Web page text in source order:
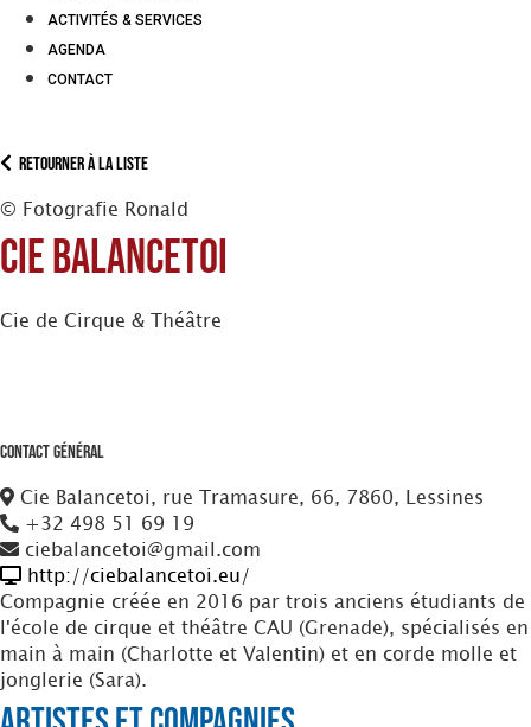
ACTIVITÉS & SERVICES
AGENDA
CONTACT
Retourner à la liste
© Fotografie Ronald
Cie Balancetoi
Cie de Cirque & Théâtre
Contact Général
Cie Balancetoi, rue Tramasure, 66, 7860, Lessines
+32 498 51 69 19
ciebalancetoi@gmail.com
http://ciebalancetoi.eu/
Compagnie créée en 2016 par trois anciens étudiants de
l'école de cirque et théâtre CAU (Grenade), spécialisés en
main à main (Charlotte et Valentin) et en corde molle et
jonglerie (Sara).